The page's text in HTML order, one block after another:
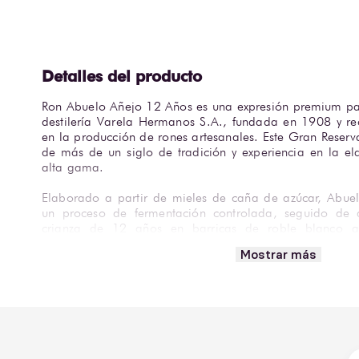
Ron Abuelo Añejo 12 Años es una expresión premium
destilería Varela Hermanos S.A., fundada en 1908 y
en la producción de rones artesanales. Este Gran
de más de un siglo de tradición y experiencia en la
alta gama.
Elaborado a partir de mieles de caña de azúcar,
un proceso de fermentación controlada, seguido de
crianza de 12 años en barricas de roble blanco
aromas de caramelo, vainilla, frutos secos, especias
Mostrar más